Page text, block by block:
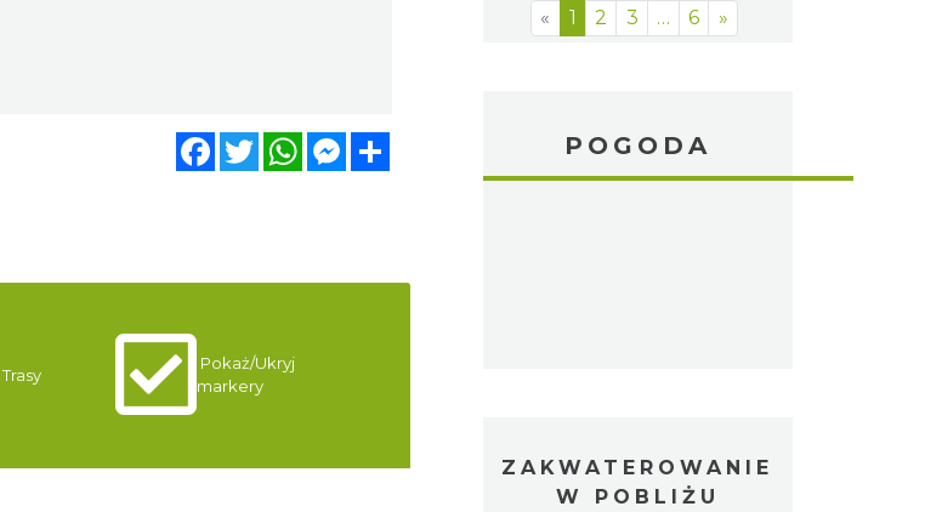
FacebookTwitterWhatsAppMessenger
Trasy
Pokaż/Ukryj
markery
« 1 2 3 … 6 »
POGODA
ZAKWATEROWANIE
W POBLIŻU